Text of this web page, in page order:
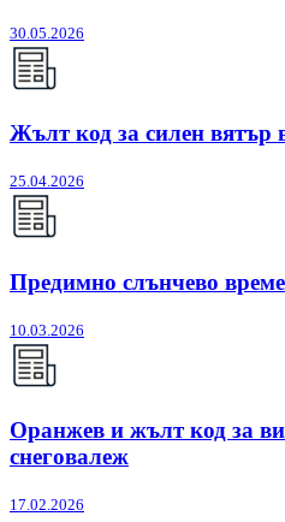
30.05.2026
Жълт код за силен вятър
25.04.2026
Предимно слънчево
10.03.2026
Оранжев и жълт код за
снеговалеж
17.02.2026